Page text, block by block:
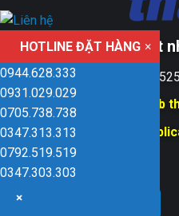
Công ty TNHH xuất
Giấy ĐKKD số
Bản quyền trang web
Responsible for
Dũng company
HOTLINE ĐẶT HÀNG ×
0944.628.333
0931.029.029
0705.738.738
0347.313.313
0792.519.519
0347.303.303
×